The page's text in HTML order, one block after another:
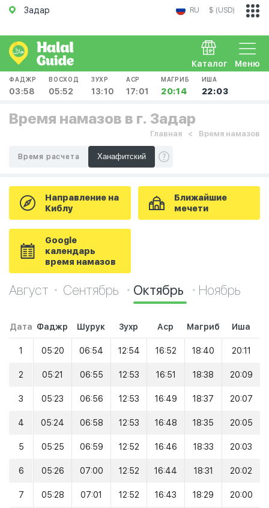
Задар RU $ (USD)
Меню
Каталог
ФАДЖР
03:58
ВОСХОД
05:52
ЗУХР
13:10
АСР
17:01
МАГРИБ
20:14
ИША
22:03
Время намазов в г. Задар
Главная Время намазов
Время расчета
Направление на
Киблу
Ближайшие
мечети
Google
календарь
время намазов
Август Сентябрь Октябрь Ноябрь
Дата Фаджр Шурук Зухр Аср Магриб Иша
1 05:20 06:54 12:54 16:52 18:40 20:11
2 05:21 06:55 12:53 16:51 18:38 20:09
3 05:23 06:56 12:53 16:49 18:37 20:07
4 05:24 06:58 12:53 16:48 18:35 20:05
5 05:25 06:59 12:52 16:46 18:33 20:03
6 05:26 07:00 12:52 16:44 18:31 20:02
7 05:28 07:01 12:52 16:43 18:29 20:00